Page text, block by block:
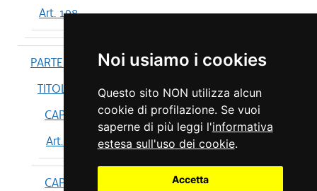
Noi usiamo i cookies
Questo sito NON utilizza alcun
cookie di profilazione. Se vuoi
saperne di più leggi l'informativa
estesa sull'uso dei cookie.
Accetta
Art. 198
PARTE IV
TITOLO I
CAPO I
Art. 199
CAPO II